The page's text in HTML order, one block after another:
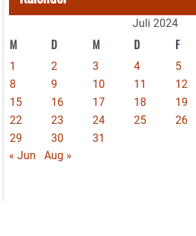
Juli 2024
M D M D F
1 2 3 4 5
8
9 10 11 12
15
16 17 18 19
22
23 24 25 26
29
30
31
« Jun
Aug »